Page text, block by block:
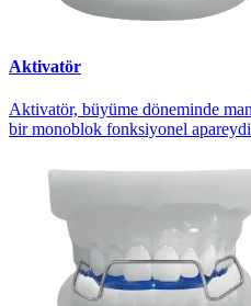
Aktivatör
Aktivatör, büyüme döneminde
bir monoblok fonksiyonel